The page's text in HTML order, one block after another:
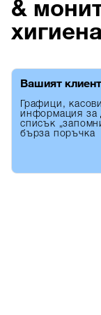
&
Вашият
Графици,
информация за
списък
бърза поръчка